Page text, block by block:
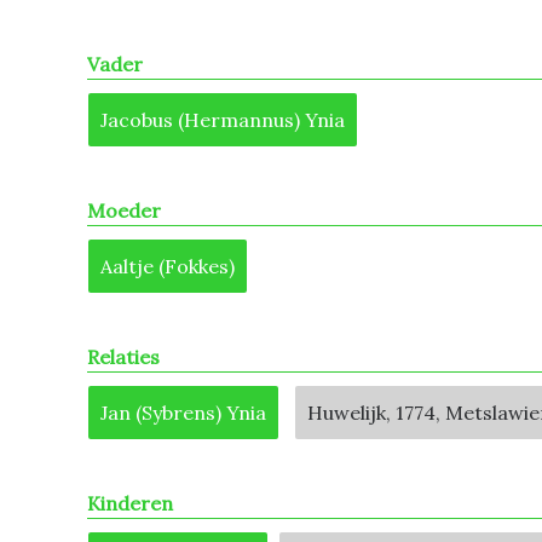
Vader
Jacobus (Hermannus) Ynia
Moeder
Aaltje (Fokkes)
Relaties
Jan (Sybrens) Ynia Huwelijk, 1774,
Kinderen